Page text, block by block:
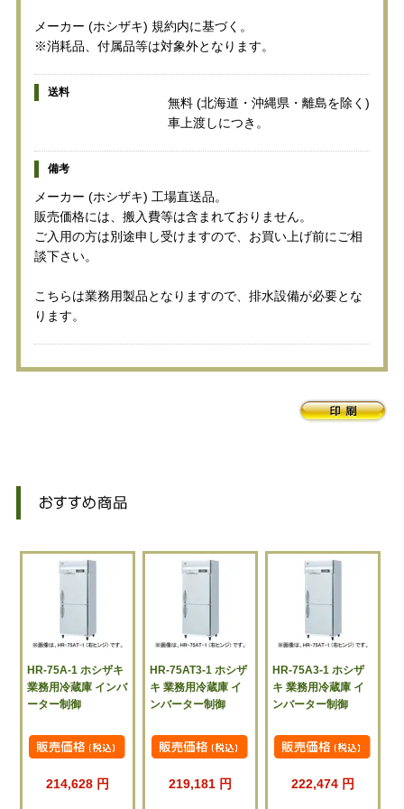
メーカー (ホシザキ) 規約内に基づく。
※消耗品、付属品等は対象外となります。
送料
無料 (北海道・沖縄県・離島を除く)
車上渡しにつき。
備考
メーカー (ホシザキ) 工場直送品。
販売価格には、搬入費等は含まれておりません。
ご入用の方は別途申し受けますので、お買い上げ前にご相
談下さい。
こちらは業務用製品となりますので、排水設備が必要とな
ります。
HR-75A-1 ホシザキ
業務用冷蔵庫 インバ
ーター制御
214,628 円
HR-75AT3-1 ホシザ
キ 業務用冷蔵庫 イ
ンバーター制御
219,181 円
HR-75A3-1 ホシザ
キ 業務用冷蔵庫 イ
ンバーター制御
222,474 円